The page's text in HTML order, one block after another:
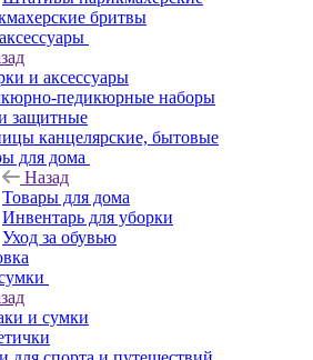
бритвы
и аксессуары
педикюрные наборы
защитные
канцелярские, бытовые
для дома
Назад
Товары для дома
Инвентарь для уборки
Уход за обувью
и сумки